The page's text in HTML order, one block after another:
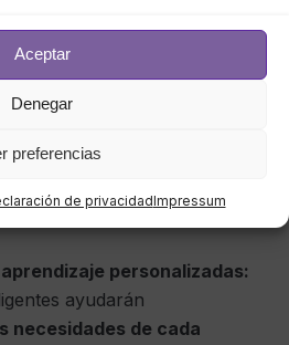
Aceptar
Denegar
preferencias
de privacidadImpressum
a las aulas la realidad
aumentada.
y una experiencia agradable
de imágenes, pellizcos e
personalizadas:
ayudarán
necesidades de cada